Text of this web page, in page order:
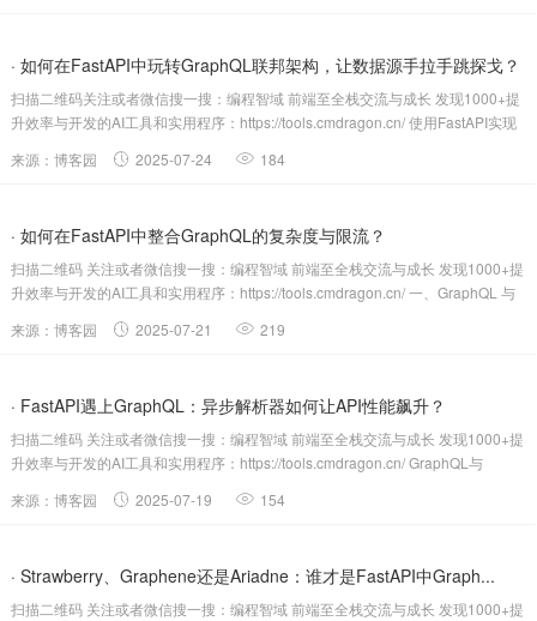
· 如何在FastAPI中玩转GraphQL联邦架构，让数据源手拉手跳探戈？
扫描二维码关注或者微信搜一搜：编程智域 前端至全栈交流与成长 发现1000+提
升效率与开发的AI工具和实用程序：https://tools.cmdragon.cn/ 使用FastAPI实现
来源：博客园 2025-07-24 184
· 如何在FastAPI中整合GraphQL的复杂度与限流？
扫描二维码 关注或者微信搜一搜：编程智域 前端至全栈交流与成长 发现1000+提
升效率与开发的AI工具和实用程序：https://tools.cmdragon.cn/ 一、GraphQL 与
来源：博客园 2025-07-21 219
· FastAPI遇上GraphQL：异步解析器如何让API性能飙升？
扫描二维码 关注或者微信搜一搜：编程智域 前端至全栈交流与成长 发现1000+提
升效率与开发的AI工具和实用程序：https://tools.cmdragon.cn/ GraphQL与
来源：博客园 2025-07-19 154
· Strawberry、Graphene还是Ariadne：谁才是FastAPI中Graph...
扫描二维码 关注或者微信搜一搜：编程智域 前端至全栈交流与成长 发现1000+提